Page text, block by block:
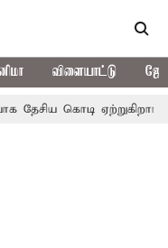
விளையாட்டு
கொடி ஏற்றுகிறார்,